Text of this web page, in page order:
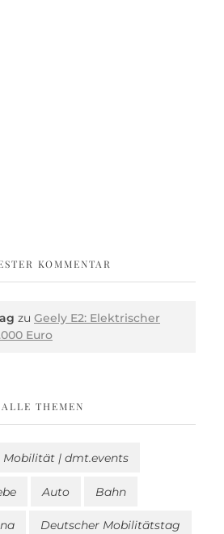
KOMMENTAR
zu Geely E2: Elektrischer
Euro
ALLE THEMEN
Mobilität | dmt.events
Auto Bahn
Deutscher Mobilitätstag